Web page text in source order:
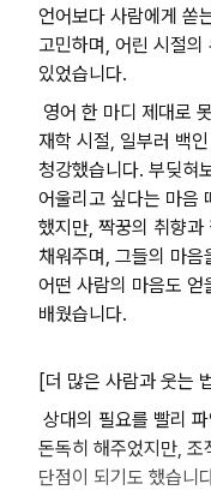
언어보다 사람에게 쏟
고민하며, 어린 시절
있었습니다.
영어 한 마디 제대로
재학 시절, 일부러 백
청강했습니다. 부딪혀
어울리고 싶다는 마음
했지만, 짝꿍의 취향과
채워주며, 그들의 마
어떤 사람의 마음도 얻
배웠습니다.
[더 많은 사람과 웃는
상대의 필요를 빨리
돈독히 해주었지만, 조
단점이 되기도 했습니